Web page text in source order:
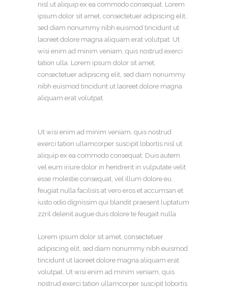
nisl ut aliquip ex ea commodo consequat. Lorem
ipsum dolor sit amet, consectetuer adipiscing elit,
sed diam nonummy nibh euismod tincidunt ut
laoreet dolore magna aliquam erat volutpat. Ut
wisi enim ad minim veniam, quis nostrud exerci
tation ulla. Lorem ipsum dolor sit amet,
consectetuer adipiscing elit, sed diam nonummy
nibh euismod tincidunt ut laoreet dolore magna
aliquam erat volutpat.
Ut wisi enim ad minim veniam, quis nostrud
exerci tation ullamcorper suscipit lobortis nisl ut
aliquip ex ea commodo consequat. Duis autem
vel eum iriure dolor in hendrerit in vulputate velit
esse molestie consequat, vel illum dolore eu
feugiat nulla facilisis at vero eros et accumsan et
iusto odio dignissim qui blandit praesent luptatum
zzril delenit augue duis dolore te feugait nulla
Lorem ipsum dolor sit amet, consectetuer
adipiscing elit, sed diam nonummy nibh euismod
tincidunt ut laoreet dolore magna aliquam erat
volutpat. Ut wisi enim ad minim veniam, quis
nostrud exerci tation ullamcorper suscipit lobortis